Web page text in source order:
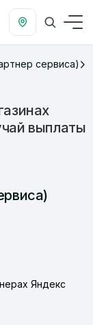
сервиса)
выплаты
Яндекс